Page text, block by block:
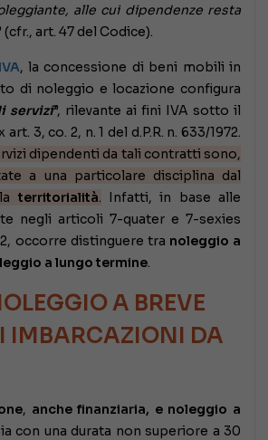
alle cui dipendenze resta
(cfr., art. 47 del Codice).
IVA, la concessione di beni mobili in
di noleggio e locazione configura
servizi”, rilevante ai fini IVA sotto il
3, co. 2, n. 1 del d.P.R. n. 633/1972.
dipendenti da tali contratti sono,
a una particolare disciplina dal
territorialità. Infatti, in base alle
negli articoli 7-quater e 7-sexies
occorre distinguere tra noleggio a
a lungo termine.
A BREVE
IMBARCAZIONI DA
, anche finanziaria, e noleggio a
con una durata non superiore a 30